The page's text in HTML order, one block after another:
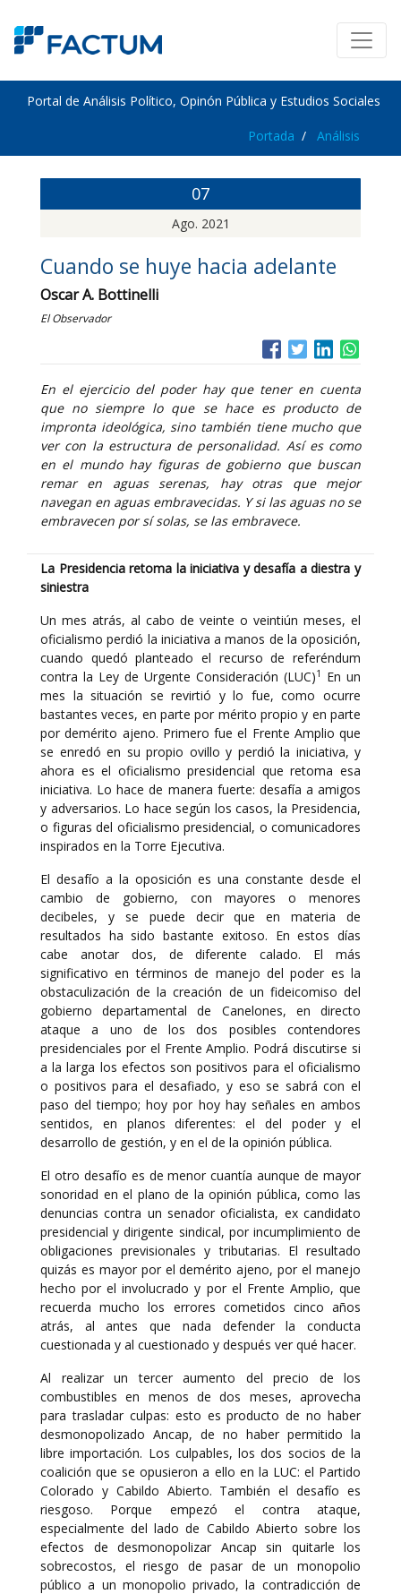
Portal de Análisis Político, Opinón Pública y Estudios Sociales
Portada Análisis
07
Ago. 2021
Cuando se huye hacia adelante
Oscar A. Bottinelli
El Observador
En el ejercicio del poder hay que tener en cuenta
que no siempre lo que se hace es producto de
impronta ideológica, sino también tiene mucho que
ver con la estructura de personalidad. Así es como
en el mundo hay figuras de gobierno que buscan
remar en aguas serenas, hay otras que mejor
navegan en aguas embravecidas. Y si las aguas no se
embravecen por sí solas, se las embravece.
La Presidencia retoma la iniciativa y desafía a diestra y
siniestra
Un mes atrás, al cabo de veinte o veintiún meses, el
oficialismo perdió la iniciativa a manos de la oposición,
cuando quedó planteado el recurso de referéndum
contra la Ley de Urgente Consideración (LUC)1
En un
mes la situación se revirtió y lo fue, como ocurre
bastantes veces, en parte por mérito propio y en parte
por demérito ajeno. Primero fue el Frente Amplio que
se enredó en su propio ovillo y perdió la iniciativa, y
ahora es el oficialismo presidencial que retoma esa
iniciativa. Lo hace de manera fuerte: desafía a amigos
y adversarios. Lo hace según los casos, la Presidencia,
o figuras del oficialismo presidencial, o comunicadores
inspirados en la Torre Ejecutiva.
El desafío a la oposición es una constante desde el
cambio de gobierno, con mayores o menores
decibeles, y se puede decir que en materia de
resultados ha sido bastante exitoso. En estos días
cabe anotar dos, de diferente calado. El más
significativo en términos de manejo del poder es la
obstaculización de la creación de un fideicomiso del
gobierno departamental de Canelones, en directo
ataque a uno de los dos posibles contendores
presidenciales por el Frente Amplio. Podrá discutirse si
a la larga los efectos son positivos para el oficialismo
o positivos para el desafiado, y eso se sabrá con el
paso del tiempo; hoy por hoy hay señales en ambos
sentidos, en planos diferentes: el del poder y el
desarrollo de gestión, y en el de la opinión pública.
El otro desafío es de menor cuantía aunque de mayor
sonoridad en el plano de la opinión pública, como las
denuncias contra un senador oficialista, ex candidato
presidencial y dirigente sindical, por incumplimiento de
obligaciones previsionales y tributarias. El resultado
quizás es mayor por el demérito ajeno, por el manejo
hecho por el involucrado y por el Frente Amplio, que
recuerda mucho los errores cometidos cinco años
atrás, al antes que nada defender la conducta
cuestionada y al cuestionado y después ver qué hacer.
Al realizar un tercer aumento del precio de los
combustibles en menos de dos meses, aprovecha
para trasladar culpas: esto es producto de no haber
desmonopolizado Ancap, de no haber permitido la
libre importación. Los culpables, los dos socios de la
coalición que se opusieron a ello en la LUC: el Partido
Colorado y Cabildo Abierto. También el desafío es
riesgoso. Porque empezó el contra ataque,
especialmente del lado de Cabildo Abierto sobre los
efectos de desmonopolizar Ancap sin quitarle los
sobrecostos, el riesgo de pasar de un monopolio
público a un monopolio privado, la contradicción de